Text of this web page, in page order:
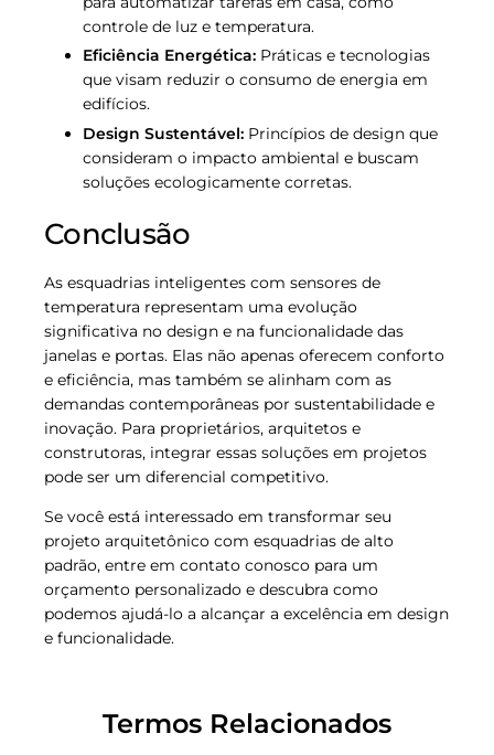
controle de luz e temperatura.
Eficiência Energética: Práticas e tecnologias
que visam reduzir o consumo de energia em
edifícios.
Design Sustentável: Princípios de design que
consideram o impacto ambiental e buscam
soluções ecologicamente corretas.
Conclusão
As esquadrias inteligentes com sensores de
temperatura representam uma evolução
significativa no design e na funcionalidade das
janelas e portas. Elas não apenas oferecem conforto
e eficiência, mas também se alinham com as
demandas contemporâneas por sustentabilidade e
inovação. Para proprietários, arquitetos e
construtoras, integrar essas soluções em projetos
pode ser um diferencial competitivo.
Se você está interessado em transformar seu
projeto arquitetônico com esquadrias de alto
padrão, entre em contato conosco para um
orçamento personalizado e descubra como
podemos ajudá-lo a alcançar a excelência em design
e funcionalidade.
Termos Relacionados